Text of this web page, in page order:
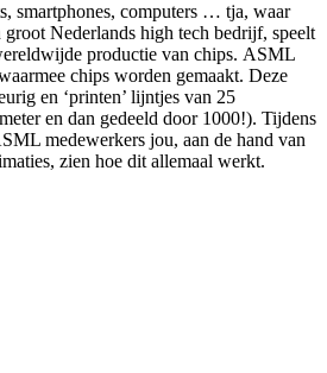
smartphones, computers … tja, waar
Nederlands high tech bedrijf, speelt
productie van chips. ASML
chips worden gemaakt. Deze
en ‘printen’ lijntjes van 25
en dan gedeeld door 1000!). Tijdens
medewerkers jou, aan de hand van
zien hoe dit allemaal werkt.